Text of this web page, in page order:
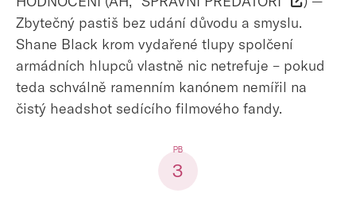
Zbytečný pastiš bez udání důvodu a smyslu.
Shane Black krom vydařené tlupy spolčení
armádních hlupců vlastně nic netrefuje – pokud
teda schválně ramenním kanónem nemířil na
čistý headshot sedícího filmového fandy.
3